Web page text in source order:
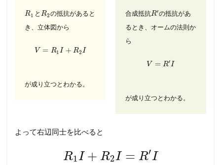
R1 と R2の抵抗があると
き、 立体図から
V = R1 I + R2I
が成り立つとわかる。
合成抵抗R′の抵抗があ
るとき、 オームの法則か
ら
V = R′I
が成り立つとわかる。
よって右辺同士を比べると
R1I + R2I = R′I